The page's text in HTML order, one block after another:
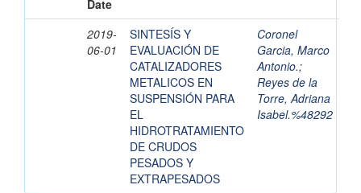
Date
2019-
06-01
SINTESÍS Y
EVALUACIÓN DE
CATALIZADORES
METALICOS EN
SUSPENSIÓN PARA
EL
HIDROTRATAMIENTO
DE CRUDOS
PESADOS Y
EXTRAPESADOS
Coronel
Garcia, Marco
Antonio.;
Reyes de la
Torre, Adriana
Isabel.%48292